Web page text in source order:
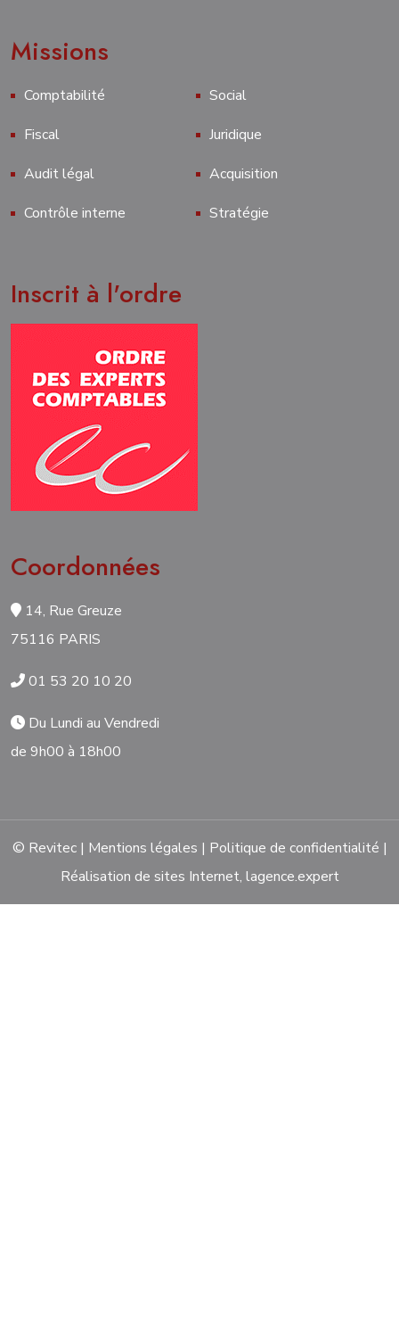
Missions
Comptabilité
Social
Fiscal
Juridique
Audit légal
Acquisition
Contrôle interne
Stratégie
Inscrit à l'ordre
Coordonnées
14, Rue Greuze
75116 PARIS
01 53 20 10 20
Du Lundi au Vendredi
de 9h00 à 18h00
© Revitec | Mentions légales | Politique de confidentialité |
Réalisation de sites Internet, lagence.expert